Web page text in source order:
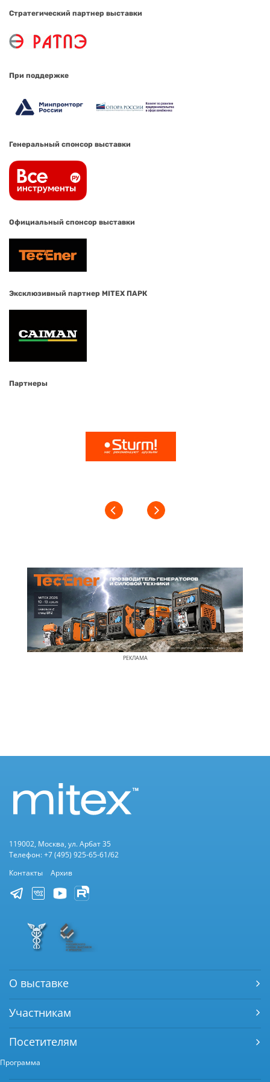
Стратегический партнер выставки
При поддержке
Генеральный спонсор выставки
Официальный спонсор выставки
Эксклюзивный партнер MITEX ПАРК
Партнеры
РЕКЛАМА
119002, Москва, ул. Арбат 35
Телефон: +7 (495) 925-65-61/62
Контакты
Архив
О выставке
Участникам
Посетителям
Программа